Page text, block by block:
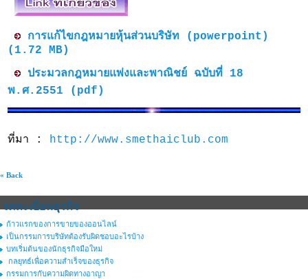
การแก้ไขกฎหมายหุ้นส่วนบริษัท (powerpoint)
(1.72 MB)
ประมวลกฎหมายแพ่งและพาณิชย์ ฉบับที่ 18
พ.ศ.2551 (pdf)
ที่มา : http://www.smethaiclub.com
« Back
จดทะเบียนธุรกิจ
ก้าวแรกของการขายของออนไลน์
เป็นกรรมการบริษัทต้องรับผิดชอบอะไรบ้าง
บทเริ่มต้นของนักธุรกิจมือใหม่
กลยุทธ์เพื่อความสำเร็จของธุรกิจ
กรรมการกับความผิดทางอาญา